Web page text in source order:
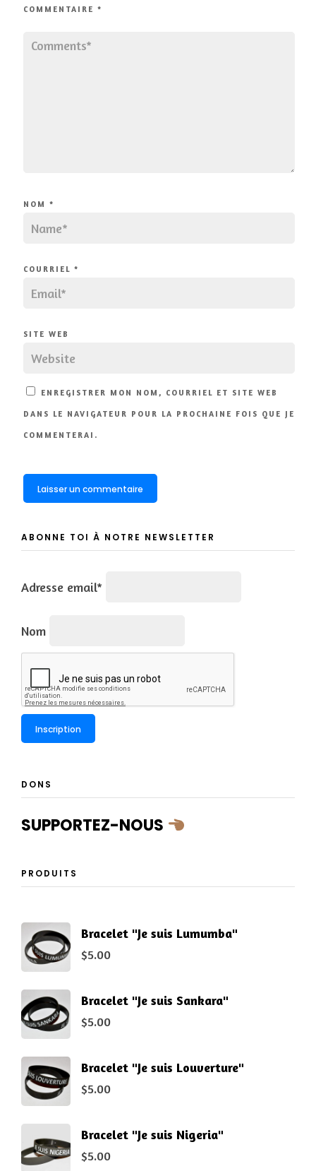
COMMENTAIRE *
NOM *
COURRIEL *
SITE WEB
ENREGISTRER MON NOM, COURRIEL ET SITE WEB
DANS LE NAVIGATEUR POUR LA PROCHAINE FOIS QUE JE
COMMENTERAI.
ABONNE TOI À NOTRE NEWSLETTER
Adresse email*
Nom
DONS
SUPPORTEZ-NOUS
PRODUITS
Bracelet "Je suis Lumumba"
$5.00
Bracelet "Je suis Sankara"
$5.00
Bracelet "Je suis Louverture"
$5.00
Bracelet "Je suis Nigeria"
$5.00